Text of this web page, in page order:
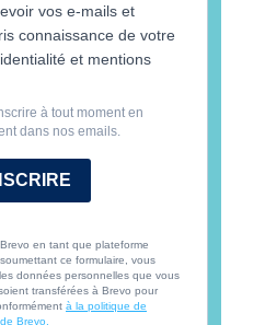
vos e-mails et
connaissance de votre
et mentions
à tout moment en
dans nos emails.
en tant que plateforme
ce formulaire, vous
données personnelles que vous
transférées à Brevo pour
à la politique de
Brevo.